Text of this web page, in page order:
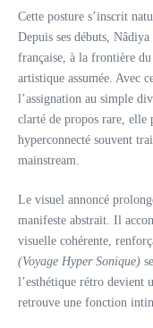
Cette posture s’inscrit
Depuis ses débuts,
française, à la frontière
artistique assumée. Avec
l’assignation au simple
clarté de propos rare, elle
hyperconnecté souvent
mainstream.
Le visuel annoncé
manifeste abstrait. Il
visuelle cohérente,
(Voyage Hyper Sonique)
l’esthétique rétro devient
retrouve une fonction